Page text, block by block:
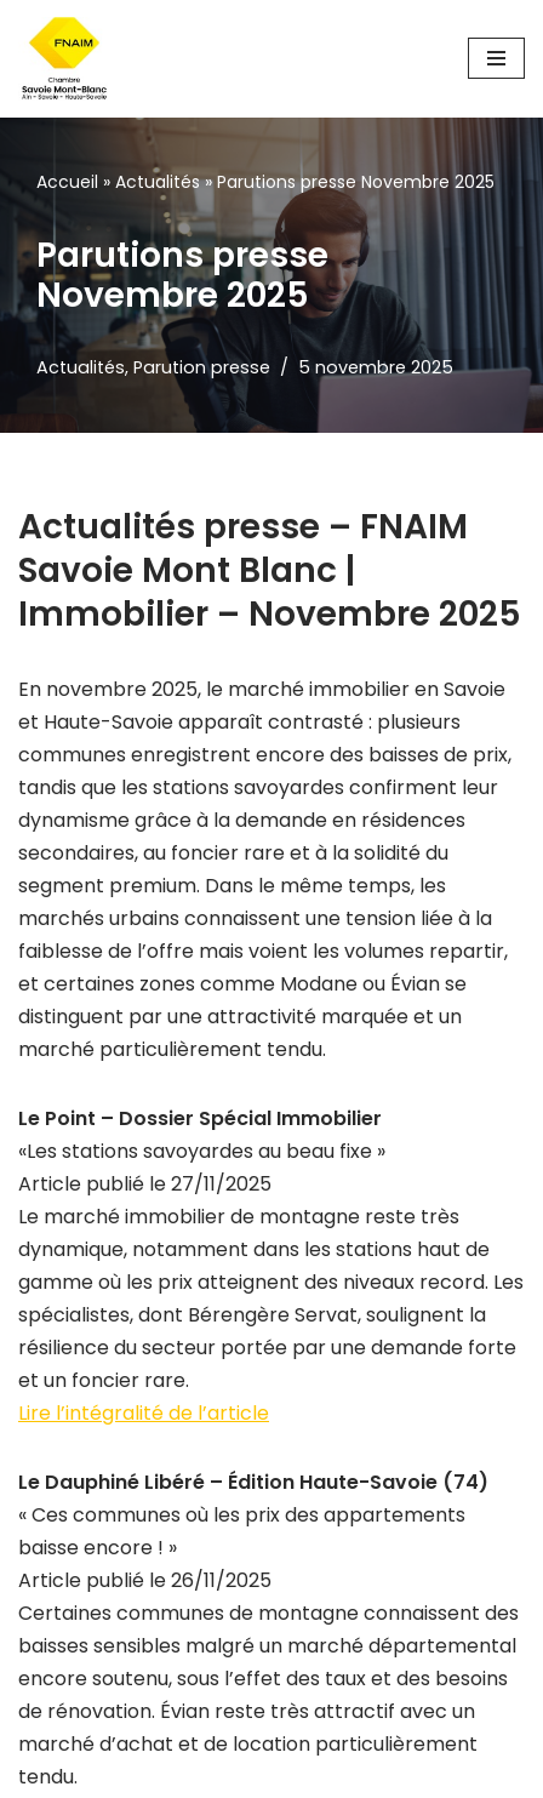
Aller
au
Accueil » Actualités»Parutions presse Novembre 2025
Parutions presse
Novembre 2025
Actualités, Parution presse 5 novembre 2025
Actualités presse – FNAIM
Savoie Mont Blanc |
Immobilier – Novembre 2025
En novembre 2025, le marché immobilier en Savoie
et Haute-Savoie apparaît contrasté : plusieurs
communes enregistrent encore des baisses de prix,
tandis que les stations savoyardes confirment leur
dynamisme grâce à la demande en résidences
secondaires, au foncier rare et à la solidité du
segment premium. Dans le même temps, les
marchés urbains connaissent une tension liée à la
faiblesse de l’offre mais voient les volumes repartir,
et certaines zones comme Modane ou Évian se
distinguent par une attractivité marquée et un
marché particulièrement tendu.
Le Point – Dossier Spécial Immobilier
«Les stations savoyardes au beau fixe »
Article publié le 27/11/2025
Le marché immobilier de montagne reste très
dynamique, notamment dans les stations haut de
gamme où les prix atteignent des niveaux record. Les
spécialistes, dont Bérengère Servat, soulignent la
résilience du secteur portée par une demande forte
et un foncier rare.
Lire l’intégralité de l’article
Le Dauphiné Libéré – Édition Haute-Savoie (74)
« Ces communes où les prix des appartements
baisse encore ! »
Article publié le 26/11/2025
Certaines communes de montagne connaissent des
baisses sensibles malgré un marché départemental
encore soutenu, sous l’effet des taux et des besoins
de rénovation. Évian reste très attractif avec un
marché d’achat et de location particulièrement
tendu.